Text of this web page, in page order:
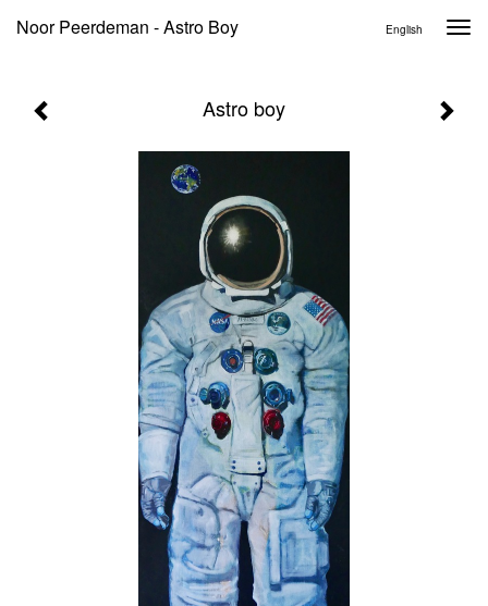
Noor Peerdeman - Astro Boy English
Astro boy